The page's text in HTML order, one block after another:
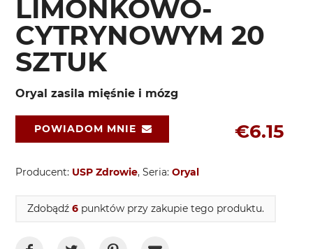
LIMONKOWO-
CYTRYNOWYM 20
SZTUK
Oryal zasila mięśnie i mózg
€6.15
POWIADOM MNIE
Producent: USP Zdrowie, Seria: Oryal
Zdobądź 6 punktów przy zakupie tego produktu.